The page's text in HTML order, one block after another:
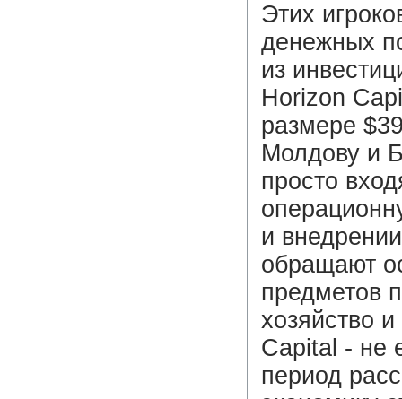
Этих
денежных
из
Horizon
размере
Молдову и
просто
и
обращают
предметов
хозяйство
Capital - не
период